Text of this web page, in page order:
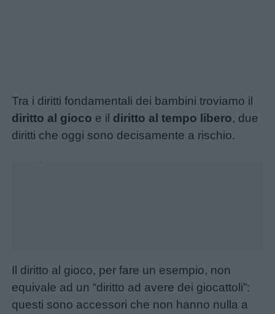
Menu
Tra i diritti fondamentali dei bambini troviamo il
diritto al gioco e il diritto al tempo libero, due
diritti che oggi sono decisamente a rischio.
Il diritto al gioco, per fare un esempio, non
equivale ad un “diritto ad avere dei giocattoli”:
questi sono accessori che non hanno nulla a